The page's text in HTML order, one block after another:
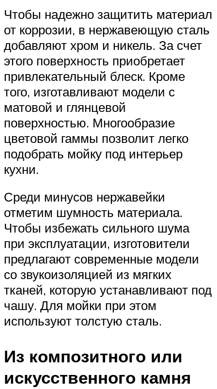
Чтобы надежно защитить материал
от коррозии, в нержавеющую сталь
добавляют хром и никель. За счет
этого поверхность приобретает
привлекательный блеск. Кроме
того, изготавливают модели с
матовой и глянцевой
поверхностью. Многообразие
цветовой гаммы позволит легко
подобрать мойку под интерьер
кухни.
Среди минусов нержавейки
отметим шумность материала.
Чтобы избежать сильного шума
при эксплуатации, изготовители
предлагают современные модели
со звукоизоляцией из мягких
тканей, которую устанавливают под
чашу. Для мойки при этом
используют толстую сталь.
Из композитного или
искусственного камня